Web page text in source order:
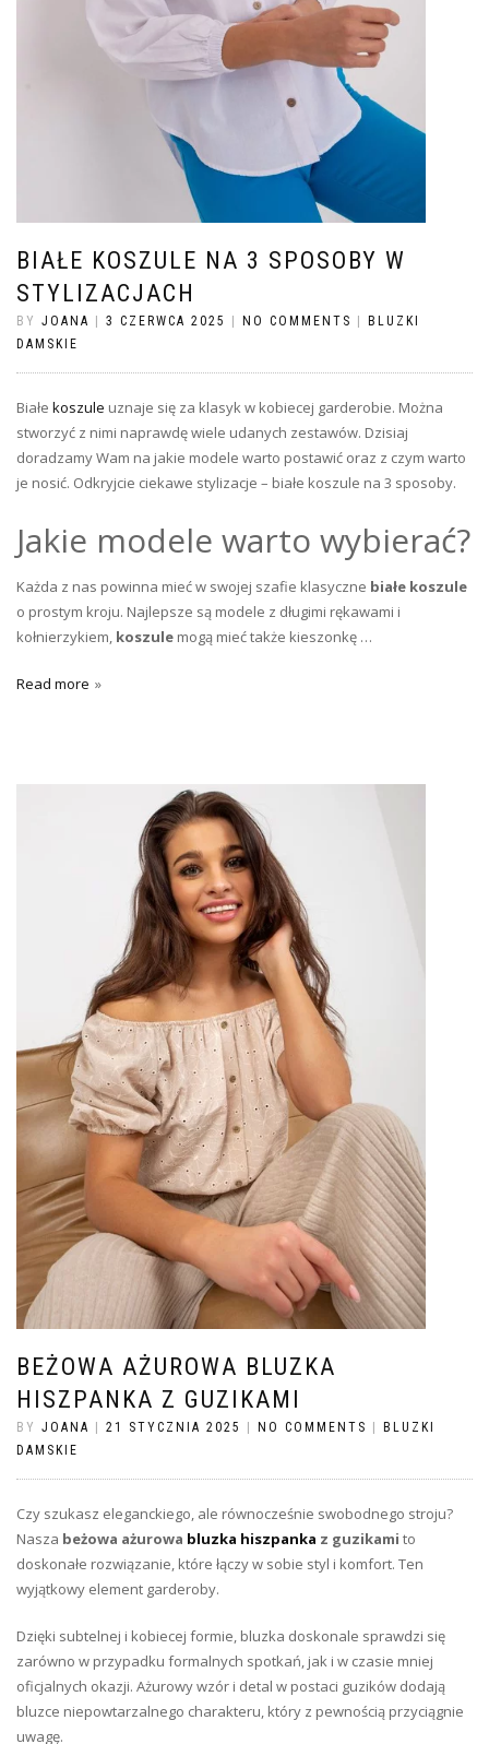
BIAŁE KOSZULE NA 3 SPOSOBY W
STYLIZACJACH
BY JOANA | 3 CZERWCA 2025 | NO COMMENTS | BLUZKI
DAMSKIE
Białe koszule uznaje się za klasyk w kobiecej garderobie. Można
stworzyć z nimi naprawdę wiele udanych zestawów. Dzisiaj
doradzamy Wam na jakie modele warto postawić oraz z czym warto
je nosić. Odkryjcie ciekawe stylizacje – białe koszule na 3 sposoby.
Jakie modele warto wybierać?
Każda z nas powinna mieć w swojej szafie klasyczne białe koszule
o prostym kroju. Najlepsze są modele z długimi rękawami i
kołnierzykiem, koszule mogą mieć także kieszonkę …
Read more
BEŻOWA AŻUROWA BLUZKA
HISZPANKA Z GUZIKAMI
BY JOANA 21 STYCZNIA 2025 NO COMMENTS
BLUZKI
DAMSKIE
Czy szukasz eleganckiego, ale równocześnie swobodnego stroju?
Nasza beżowa ażurowa bluzka hiszpanka z guzikami to
doskonałe rozwiązanie, które łączy w sobie styl i komfort. Ten
wyjątkowy element garderoby.
Dzięki subtelnej i kobiecej formie, bluzka doskonale sprawdzi się
zarówno w przypadku formalnych spotkań, jak i w czasie mniej
oficjalnych okazji. Ażurowy wzór i detal w postaci guzików dodają
bluzce niepowtarzalnego charakteru, który z pewnością przyciągnie
uwagę.